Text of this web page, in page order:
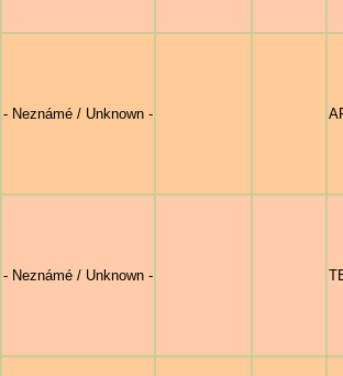
- Neznámé / Unknown -
- Neznámé / Unknown -